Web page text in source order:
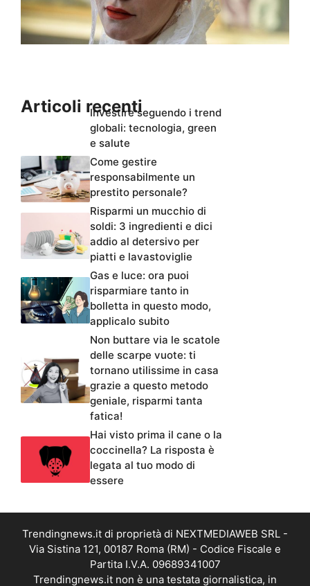
Articoli recentiInvestire seguendo i trend
globali: tecnologia, green
e salute
Come gestire
responsabilmente un
prestito personale?
Risparmi un mucchio di
soldi: 3 ingredienti e dici
addio al detersivo per
piatti e lavastoviglie
Gas e luce: ora puoi
risparmiare tanto in
bolletta in questo modo,
applicalo subito
Non buttare via le scatole
delle scarpe vuote: ti
tornano utilissime in casa
grazie a questo metodo
geniale, risparmi tanta
fatica!
Hai visto prima il cane o la
coccinella? La risposta è
legata al tuo modo di
essere
Trendingnews.it di proprietà di NEXTMEDIAWEB SRL -
Via Sistina 121, 00187 Roma (RM) - Codice Fiscale e
Partita I.V.A. 09689341007
Trendingnews.it non è una testata giornalistica, in